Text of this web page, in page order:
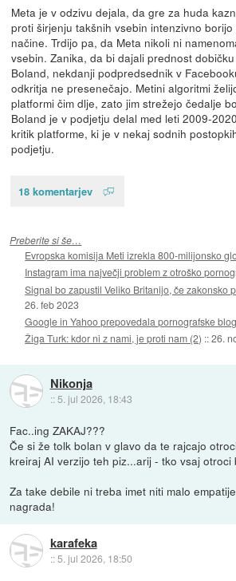
Meta je v odzivu dejala, da gre za huda
proti širjenju takšnih vsebin intenzivno
načine. Trdijo pa, da Meta nikoli ni
vsebin. Zanika, da bi dajali prednost
Boland, nekdanji podpredsednik v
odkritja ne presenečajo. Metini algoritmi
platformi čim dlje, zato jim strežejo čedalje
Boland je v podjetju delal med leti 2009-
kritik platforme, ki je v nekaj sodnih
podjetju.
18 komentarjev
Preberite si še…
Evropska komisija Meti izrekla 800-milijonsko
Instagram ima največji problem z otroško
Signal bo zapustil Veliko Britanijo, če zakonsko
26. feb 2023
Google in Yahoo prepovedala pornografske
Žiga Turk: kdor ni z nami, je proti nam (2) ::26.
Nikonja
:: 5. jul 2026, 18:43
Fac..ing ZAKAJ???
Če si že tolk bolan v glavo da te rajcajo
kreiraj AI verzijo teh piz...arij - tko vsaj otroci
Za take debile ni treba imet niti malo
nagrada!
karafeka
::5. jul 2026, 18:50